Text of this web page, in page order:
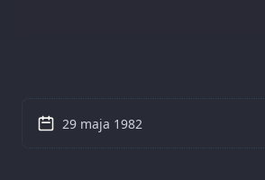
29 maja 1982